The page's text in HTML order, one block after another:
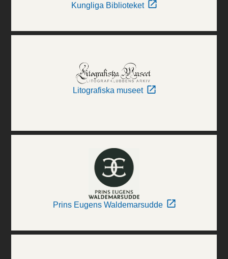
Kungliga Biblioteket
Litografiska museet
Prins Eugens Waldemarsudde